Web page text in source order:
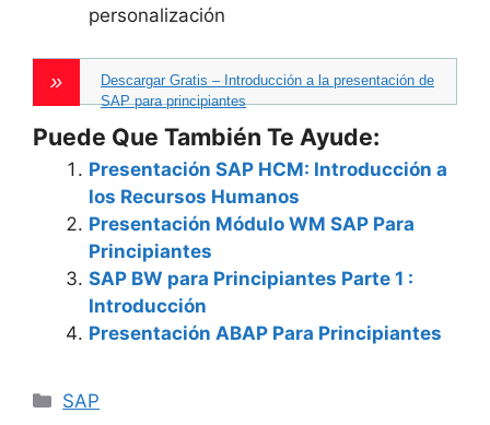
personalización
Descargar Gratis – Introducción a la presentación de
SAP para principiantes
Puede Que También Te Ayude:
Presentación SAP HCM: Introducción a
los Recursos Humanos
Presentación Módulo WM SAP Para
Principiantes
SAP BW para Principiantes Parte 1 :
Introducción
Presentación ABAP Para Principiantes
Categories
SAP